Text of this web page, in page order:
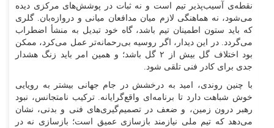
نقطه‌ی آسیب‌پذیر تیم است و نه ثبات در پوشش‌های مرکزی دیده
می‌شود، نه هماهنگی لازم میان مدافعان میانی و دروازه‌بان. گلری
که باید ستون اطمینان تیم باشد، گاه خود تبدیل به منشأ اضطراب
می‌گردد. در این دیدار، اگر روسیه بی‌رحمانه‌تر عمل می‌کرد، ممکن
بود اختلاف گل بیش از ۲ گل باشد؛ و همین امر باید زنگ هشدار
جدی برای کادر فنی تلقی شود.
با چنین روندی، امید به درخشش در جام جهانی بیشتر به رویایی
خوش شباهت دارد تا برنامه‌ای واقع‌گرایانه. ترکیب نامتجانس، نبود
رهبر درون زمین، و ضعف در تصمیم‌گیری‌های فنی و بدنی، نشان
می‌دهد که تیم ملی نیازمند بازسازی عمیق است؛ بازسازی نه در